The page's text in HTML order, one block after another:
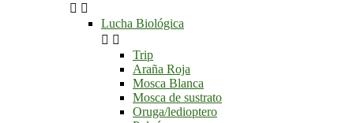
 
Lucha Biológica
 
Trip
Araña Roja
Mosca Blanca
Mosca de sustrato
Oruga/ledioptero